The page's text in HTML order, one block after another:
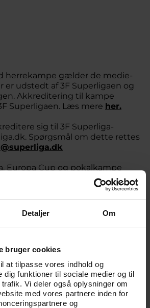
Detaljer Om
bruger cookies
at tilpasse vores indhold og
dig funktioner til sociale medier og til
Vi deler også oplysninger om
med vores partnere inden for
og
herrekampe gælder de medie-
er udstedt af 3F Superligaen og
Akkreditering til kampe
Superligaen. Læs mere her.
sig til 3F Superliga-
Spørgsmål om dette rettes
Europa Cup og pokalkampe
til AGF’s presseafdeling inden
Park Vejlby skal akkrediterede
ind hos vores
i presserummet.